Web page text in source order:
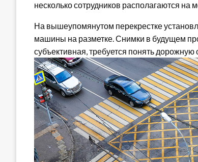
несколько сотрудников располагаются на
На вышеупомянутом перекрестке
машины на разметке. Снимки в будущем
субъективная, требуется понять